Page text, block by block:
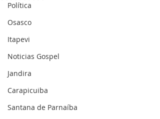
Política
Osasco
Itapevi
Noticias Gospel
Jandira
Carapicuiba
Santana de Parnaíba